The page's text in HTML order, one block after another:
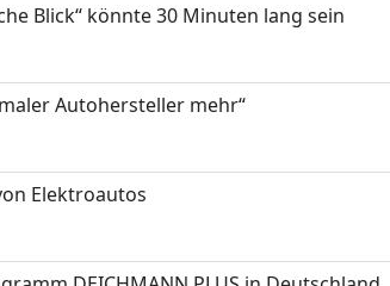
Blick“ könnte 30 Minuten lang sein
Autohersteller mehr“
Elektroautos